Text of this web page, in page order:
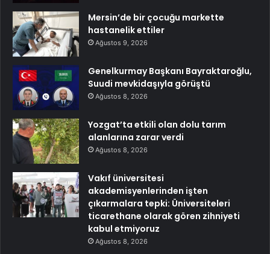
Mersin’de bir çocuğu markette
hastanelik ettiler
Ağustos 9, 2026
Genelkurmay Başkanı Bayraktaroğlu,
Suudi mevkidaşıyla görüştü
Ağustos 8, 2026
Yozgat’ta etkili olan dolu tarım
alanlarına zarar verdi
Ağustos 8, 2026
Vakıf üniversitesi
akademisyenlerinden işten
çıkarmalara tepki: Üniversiteleri
ticarethane olarak gören zihniyeti
kabul etmiyoruz
Ağustos 8, 2026